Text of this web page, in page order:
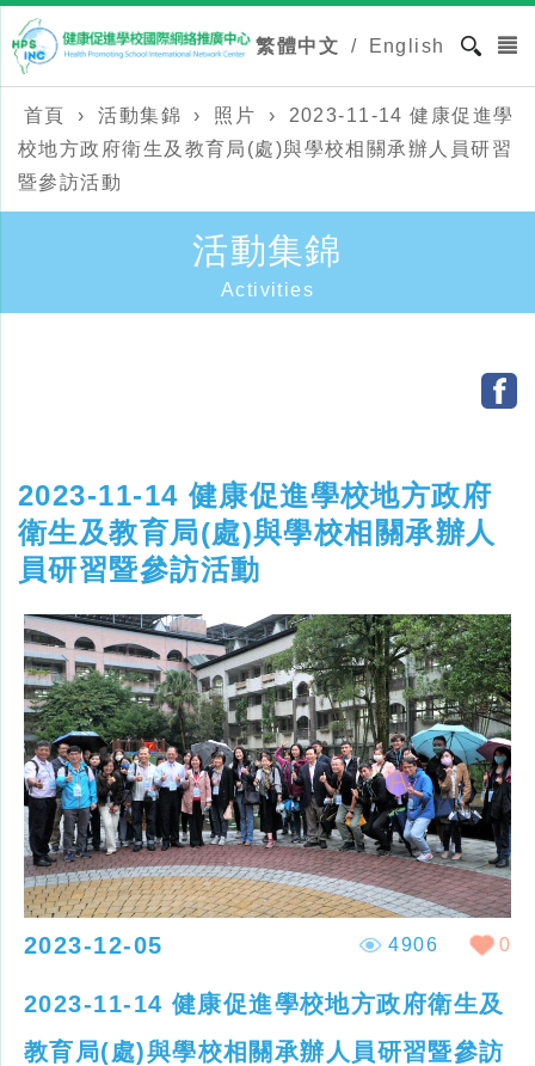
繁體中文 / English
首頁 › 活動集錦 › 照片 ›
2023-11-14 健康促進學
校地方政府衛生及教育局(處)與學校相關承辦人員研習
暨參訪活動
活動集錦
Activities
2023-11-14 健康促進學校地方政府
衛生及教育局(處)與學校相關承辦人
員研習暨參訪活動
4906 0
2023-12-05
2023-11-14 健康促進學校地方政府衛生及
教育局(處)與學校相關承辦人員研習暨參訪